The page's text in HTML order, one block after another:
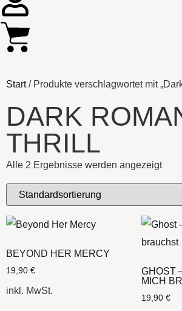
Start/ Produkte verschlagwortet mit
DARK
THRILL
Alle 2 Ergebnisse werden angezeigt
BEYOND HER MERCY
19,90 €
inkl. MwSt.
GHOST
MICH
19,90 €